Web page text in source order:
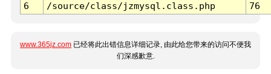
6
/source/class/jzmysql.class.php 76
www.365jz.com 已经将此出错信息详细记录, 由此给您带来的访问不便我
们深感歉意.